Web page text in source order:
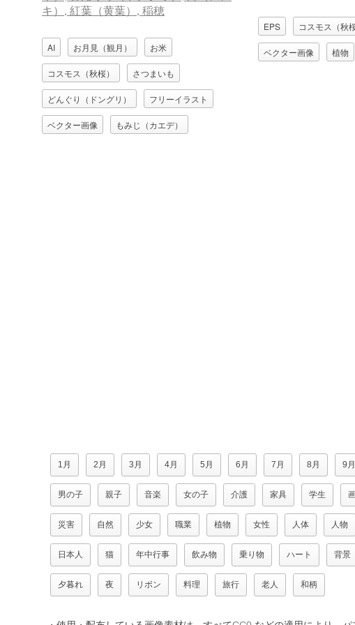
AI お月見（観月） お米
コスモス（秋桜） さつまいも
どんぐり（ドングリ） フリーイラスト
ベクター画像 もみじ（カエデ）
EPS コスモス（秋桜
ベクター画像 植物
1月 2月 3月 4月 5月 6月 7月 8月 9月
男の子 親子 音楽 女の子 介護 家具 学生
災害 自然 少女 職業 植物 女性 人体 人物
日本人 猫 年中行事 飲み物 乗り物 ハート 背景
夕暮れ 夜 リボン 料理 旅行 老人 和柄